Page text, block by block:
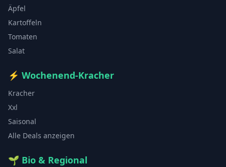
Äpfel
Kartoffeln
Tomaten
Salat
⚡ Wochenend-Kracher
Kracher
Xxl
Saisonal
Alle Deals anzeigen
🌱 Bio & Regional